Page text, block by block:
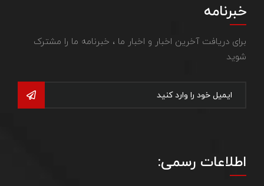
خبرنامه
برای دریافت آخرین اخبار و اخبار ما ، خبرنامه ما را مشترک
شوید
اطلاعات رسمی: